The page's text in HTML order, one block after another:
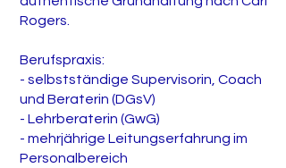
Rogers.
Berufspraxis:
- selbstständige Supervisorin, Coach
und Beraterin (DGsV)
- Lehrberaterin (GwG)
- mehrjährige Leitungserfahrung im
Personalbereich